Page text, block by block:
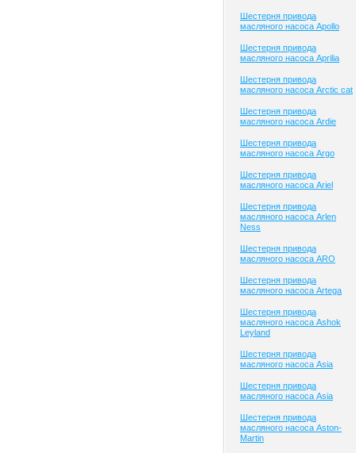
Шестерня привода
масляного насоса Apollo
Шестерня привода
масляного насоса Aprilia
Шестерня привода
масляного насоса Arctic cat
Шестерня привода
масляного насоса Ardie
Шестерня привода
масляного насоса Argo
Шестерня привода
масляного насоса Ariel
Шестерня привода
масляного насоса Arlen
Ness
Шестерня привода
масляного насоса ARO
Шестерня привода
масляного насоса Artega
Шестерня привода
масляного насоса Ashok
Leyland
Шестерня привода
масляного насоса Asia
Шестерня привода
масляного насоса Asia
Шестерня привода
масляного насоса Aston-
Martin